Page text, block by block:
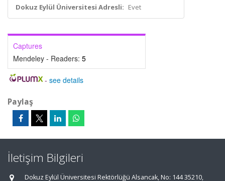
Dokuz Eylül Üniversitesi Adresli: Evet
Captures
Mendeley - Readers: 5
- see details
Paylaş
İletişim Bilgileri
Dokuz Eylül Üniversitesi Rektörlüğü Alsancak, No: 144 35210,